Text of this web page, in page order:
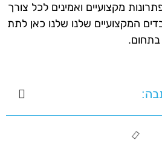
מקצועיים ואמינים לכל צורך
המקצועיים שלנו שלנו כאן לתת
בתחום.